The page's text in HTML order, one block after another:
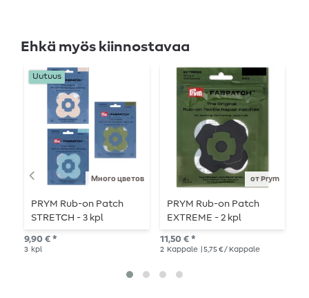
Ehkä myös kiinnostavaa
Много цветов
Uutuus
PRYM Rub-on Patch
STRETCH - 3 kpl
9,90 € *
3 kpl
от Prym
PRYM Rub-on Patch
EXTREME - 2 kpl
11,50 € *
2 Kappale | 5,75 € / Kappale